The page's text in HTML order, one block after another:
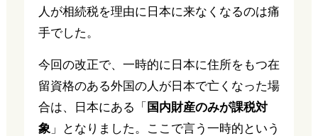
人が相続税を理由に日本に来なくなるのは痛
手でした。
今回の改正で、一時的に日本に住所をもつ在
留資格のある外国の人が日本で亡くなった場
合は、日本にある「 国内財産のみが課税対
象 」となりました。ここで言う一時的という